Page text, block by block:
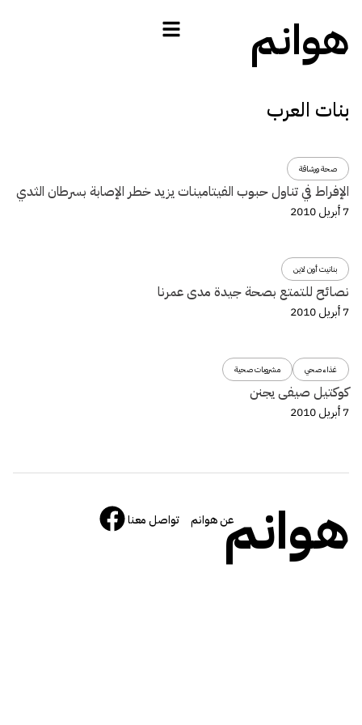
هوانم
بنات العرب
صحة ورشاقة
الإفراط في تناول حبوب الفيتامينات يزيد خطر الإصابة بسرطان الثدي
7 أبريل 2010
بنانيت أون لاين
نصائح للتمتع بصحة جيدة مدى عمرنا
7 أبريل 2010
غذاء صحي مشروبات صحية
كوكتيل صيفى يجنن
7 أبريل 2010
هوانمعن هوانم تواصل معنا